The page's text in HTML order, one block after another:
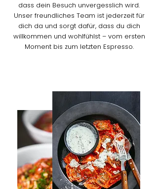
dass dein Besuch unvergesslich wird.
Unser freundliches Team ist jederzeit für
dich da und sorgt dafür, dass du dich
willkommen und wohlfühlst – vom ersten
Moment bis zum letzten Espresso.